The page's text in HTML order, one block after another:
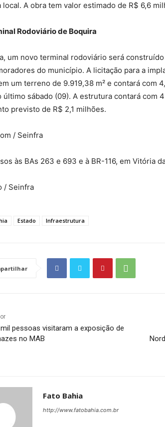
A obra tem valor estimado de R$ 6,6
Rodoviário de Boquira
um novo terminal rodoviário será
do município. A licitação para a
um terreno de 9.919,38 m² e contará com
último sábado (09). A estrutura contará com
previsto de R$ 2,1 milhões.
/ Seinfra
às BAs 263 e 693 e à BR-116, em Vitória
/ Seinfra
Estado Infraestrutura
pessoas visitaram a exposição de
no MAB
Fato Bahia
http://www.fatobahia.com.br